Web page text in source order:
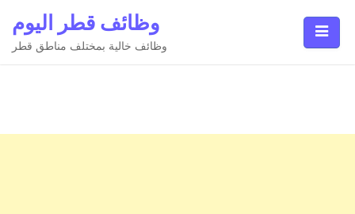
content
وظائف قطر اليوم
وظائف خالية بمختلف مناطق قطر